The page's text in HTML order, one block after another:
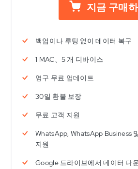
지금 구매
백업이나 루팅 없이 데이터 복구
1 MAC、5 개 디바이스
영구 무료 업데이트
30일 환불 보장
무료 고객 지원
WhatsApp, WhatsApp Business
지원
Google 드라이브에서 데이터 다